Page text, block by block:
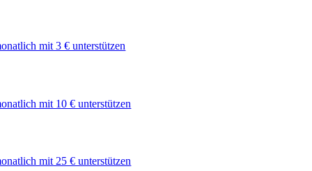
mit 3 € unterstützen
mit 10 € unterstützen
mit 25 € unterstützen